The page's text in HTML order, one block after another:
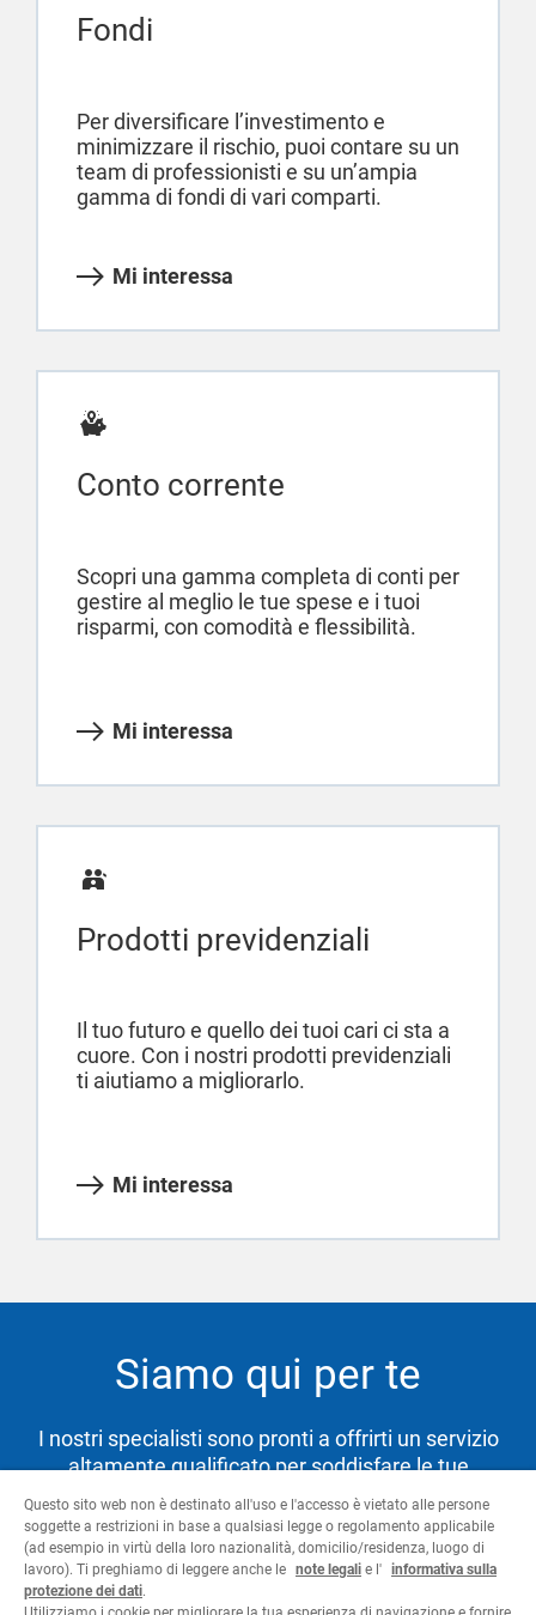
Fondi
Per diversificare l’investimento e
minimizzare il rischio, puoi contare su un
team di professionisti e su un’ampia
gamma di fondi di vari comparti.
Mi interessa
Conto corrente
Scopri una gamma completa di conti per
gestire al meglio le tue spese e i tuoi
risparmi, con comodità e flessibilità.
Mi interessa
Prodotti previdenziali
Il tuo futuro e quello dei tuoi cari ci sta a
cuore. Con i nostri prodotti previdenziali
ti aiutiamo a migliorarlo.
Mi interessa
Siamo qui per te
I nostri specialisti sono pronti a offrirti un servizio
altamente qualificato per soddisfare le tue
necessità e aiutarti a raggiungere i tuoi obiettivi.
Contattaci
Questo sito web non è destinato all'uso e l'accesso è vietato alle persone
soggette a restrizioni in base a qualsiasi legge o regolamento applicabile
(ad esempio in virtù della loro nazionalità, domicilio/residenza, luogo di
lavoro). Ti preghiamo di leggere anche le note legali e l' informativa sulla
protezione dei dati.